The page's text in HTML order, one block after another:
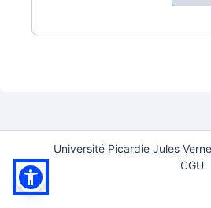
Université Picardie Jules Verne
CGU